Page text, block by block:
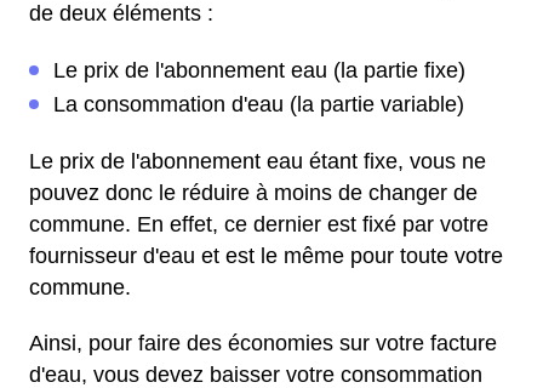
de deux éléments :
Le prix de l'abonnement eau (la partie fixe)
La consommation d'eau (la partie variable)
Le prix de l'abonnement eau étant fixe, vous ne
pouvez donc le réduire à moins de changer de
commune. En effet, ce dernier est fixé par votre
fournisseur d'eau et est le même pour toute votre
commune.
Ainsi, pour faire des économies sur votre facture
d'eau, vous devez baisser votre consommation